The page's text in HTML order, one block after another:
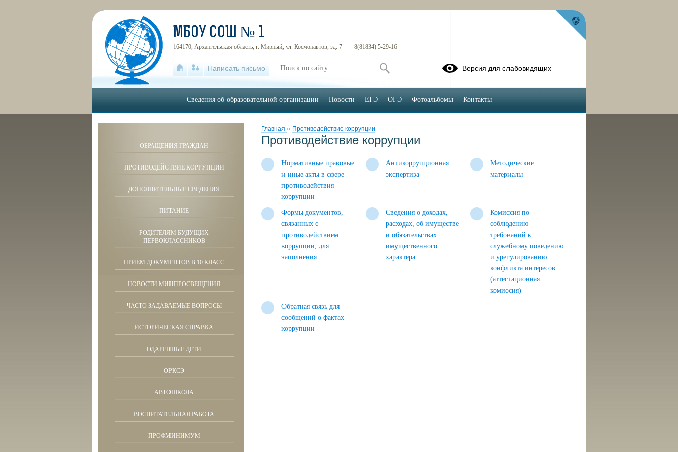
Главная » Противодействие коррупции
Противодействие коррупции
Нормативные правовые
и иные акты в сфере
противодействия
коррупции
Антикоррупционная
экспертиза
Методические
материалы
Формы документов,
связанных с
противодействием
коррупции, для
заполнения
Сведения о доходах,
расходах, об имуществе
и обязательствах
имущественного
характера
Комиссия по
соблюдению
требований к
служебному поведению
и урегулированию
конфликта интересов
(аттестационная
комиссия)
Обратная связь для
сообщений о фактах
коррупции
ОБРАЩЕНИЯ ГРАЖДАН
ПРОТИВОДЕЙСТВИЕ КОРРУПЦИИ
ДОПОЛНИТЕЛЬНЫЕ СВЕДЕНИЯ
ПИТАНИЕ
РОДИТЕЛЯМ БУДУЩИХ
ПЕРВОКЛАССНИКОВ
ПРИЁМ ДОКУМЕНТОВ В 10 КЛАСС
НОВОСТИ МИНПРОСВЕЩЕНИЯ
ЧАСТО ЗАДАВАЕМЫЕ ВОПРОСЫ
ИСТОРИЧЕСКАЯ СПРАВКА
ОДАРЕННЫЕ ДЕТИ
ОРКСЭ
АВТОШКОЛА
ВОСПИТАТЕЛЬНАЯ РАБОТА
ПРОФМИНИМУМ
МБОУ СОШ № 1
164170, Архангельская область, г. Мирный, ул. Космонавтов, зд. 7 8(81834) 5-29-16
Написать письмо Версия для слабовидящих
Сведения об образовательной организации Новости ЕГЭ ОГЭ Фотоальбомы Контакты